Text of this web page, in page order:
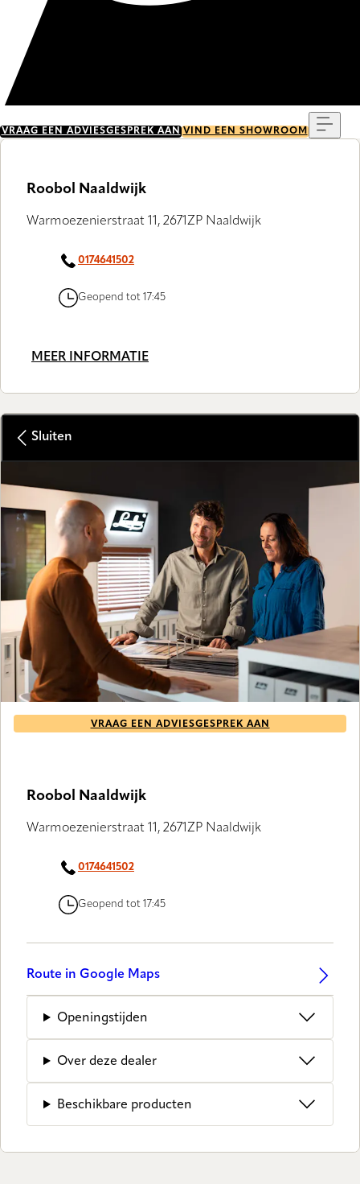
VRAAG EEN ADVIESGESPREK AAN VIND EEN SHOWROOM
Roobol Naaldwijk
Warmoezenierstraat 11, 2671ZP Naaldwijk
0174641502
Geopend tot 17:45
MEER INFORMATIE
Sluiten
VRAAG EEN ADVIESGESPREK AAN
Roobol Naaldwijk
Warmoezenierstraat 11, 2671ZP Naaldwijk
0174641502
Geopend tot 17:45
Route in Google Maps
Openingstijden
Over deze dealer
Beschikbare producten